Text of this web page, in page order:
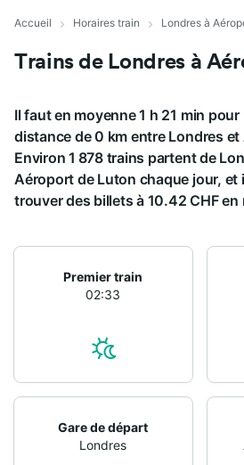
Accueil Horaires train Londres à
Trains de Londres à
Il faut en moyenne 1 h 21 min
distance de 0 km entre Londres
Environ 1 878 trains partent de
Aéroport de Luton chaque jour, et
trouver des billets à 10.42 CHF en
Premier train
02:33
Gare de départ
Londres